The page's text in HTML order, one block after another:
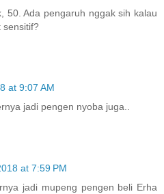
50. Ada pengaruh nggak sih kalau
sensitif?
at 9:07 AM
jadi pengen nyoba juga..
at 7:59 PM
jadi mupeng pengen beli Erha